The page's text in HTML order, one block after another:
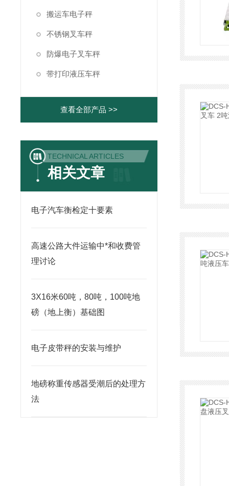
搬运车电子秤
不锈钢叉车秤
防爆电子叉车秤
带打印液压车秤
查看全部产品 >>
TECHNICAL ARTICLES
相关文章
电子汽车衡检定十要素
高速公路大件运输中*和收费管
理讨论
3X16米60吨，80吨，100吨地
磅（地上衡）基础图
电子皮带秤的安装与维护
地磅称重传感器受潮后的处理方
法